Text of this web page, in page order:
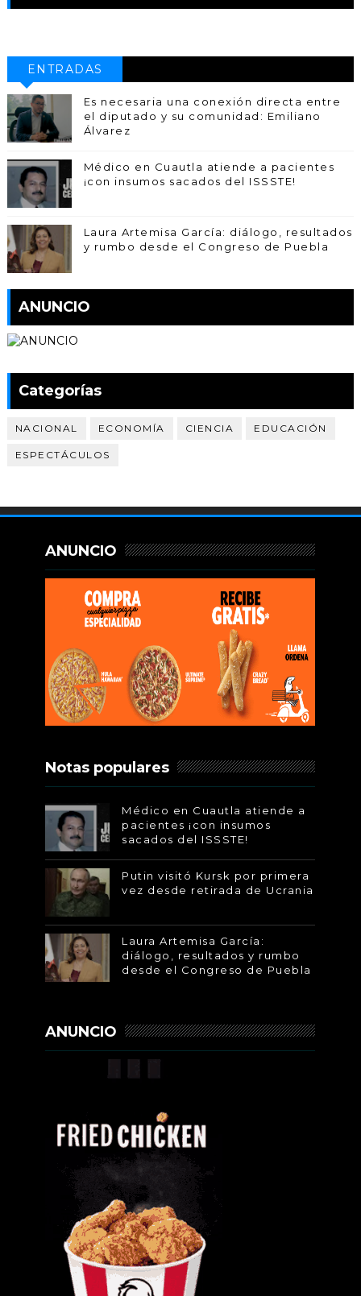
ENTRADAS
POPULARESEs necesaria una conexión directa entre
el diputado y su comunidad: Emiliano
Álvarez
Médico en Cuautla atiende a pacientes
¡con insumos sacados del ISSSTE!
Laura Artemisa García: diálogo, resultados
y rumbo desde el Congreso de Puebla
ANUNCIO
Categorías
NACIONAL ECONOMÍA CIENCIA EDUCACIÓN
ESPECTÁCULOS
ANUNCIO
Notas populares
Médico en Cuautla atiende a
pacientes ¡con insumos
sacados del ISSSTE!
Putin visitó Kursk por primera
vez desde retirada de Ucrania
Laura Artemisa García:
diálogo, resultados y rumbo
desde el Congreso de Puebla
ANUNCIO